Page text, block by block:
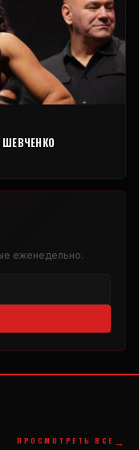
еженедельно.
ПРОСМОТРЕТЬ ВСЕ →